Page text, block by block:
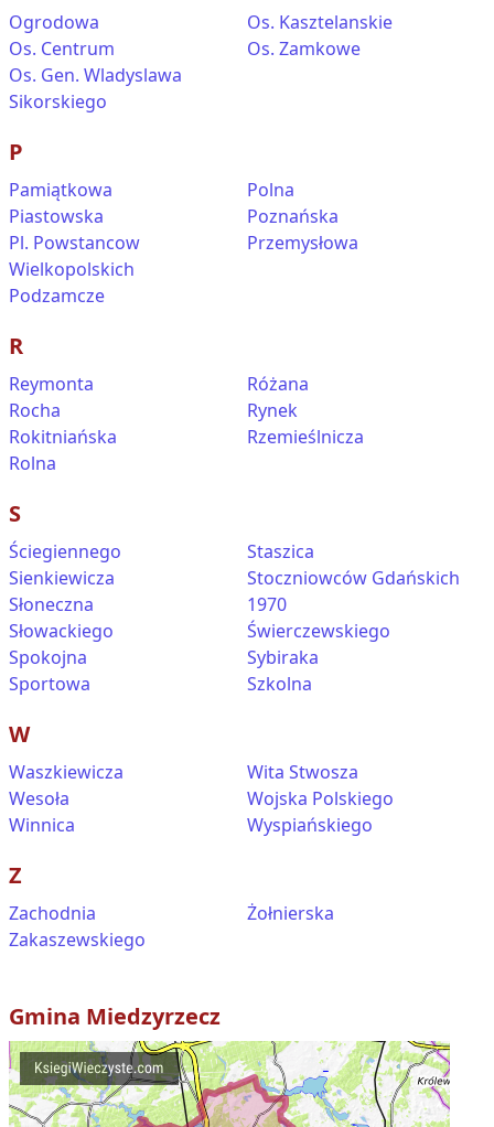
Ogrodowa
Os. Centrum
Os. Gen. Wladyslawa
Sikorskiego
Os. Kasztelanskie
Os. Zamkowe
P
Pamiątkowa
Piastowska
Pl. Powstancow
Wielkopolskich
Podzamcze
Polna
Poznańska
Przemysłowa
R
Reymonta
Rocha
Rokitniańska
Rolna
Różana
Rynek
Rzemieślnicza
S
Ściegiennego
Sienkiewicza
Słoneczna
Słowackiego
Spokojna
Sportowa
Staszica
Stoczniowców Gdańskich
1970
Świerczewskiego
Sybiraka
Szkolna
W
Waszkiewicza
Wesoła
Winnica
Wita Stwosza
Wojska Polskiego
Wyspiańskiego
Z
Zachodnia
Zakaszewskiego
Żołnierska
Gmina Miedzyrzecz